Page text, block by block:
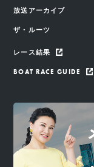
放送アーカイブ
ザ・ルーツ
レース結果
BOAT RACE GUIDE